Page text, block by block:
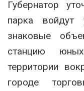
Губернатор
парка
знаковые
станцию
территории
городе